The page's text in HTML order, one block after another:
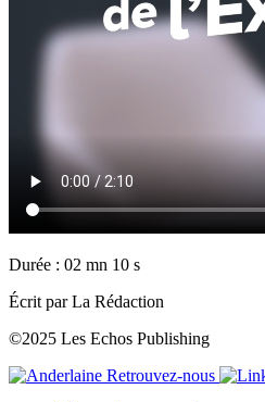
Durée : 02 mn 10 s
Écrit par La Rédaction
©2025 Les Echos Publishing
Retrouvez-nous